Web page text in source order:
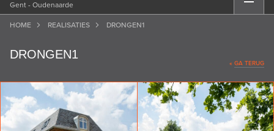
Gent - Oudenaarde
HOME REALISATIES DRONGEN1
DRONGEN1
« GA TERUG